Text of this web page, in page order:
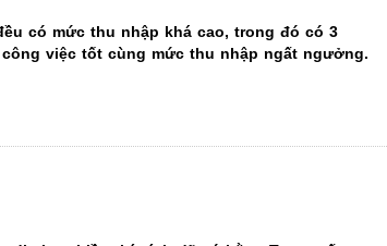
có mức thu nhập khá cao, trong đó có 3
việc tốt cùng mức thu nhập ngất ngưởng.